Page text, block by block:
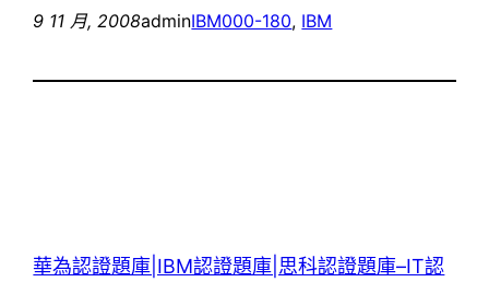
9 11 月, 2008adminIBM000-180, IBM
華為認證題庫|IBM認證題庫|思科認證題庫–IT認